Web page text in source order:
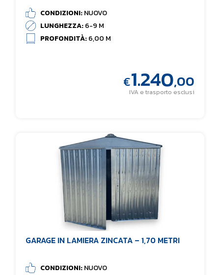
CONDIZIONI:NUOVO
LUNGHEZZA:6-9 M
PROFONDITÀ:6,00 M
€1.240,00
IVA e trasporto esclusi
GARAGE IN LAMIERA ZINCATA – 1,70 METRI
CONDIZIONI:NUOVO